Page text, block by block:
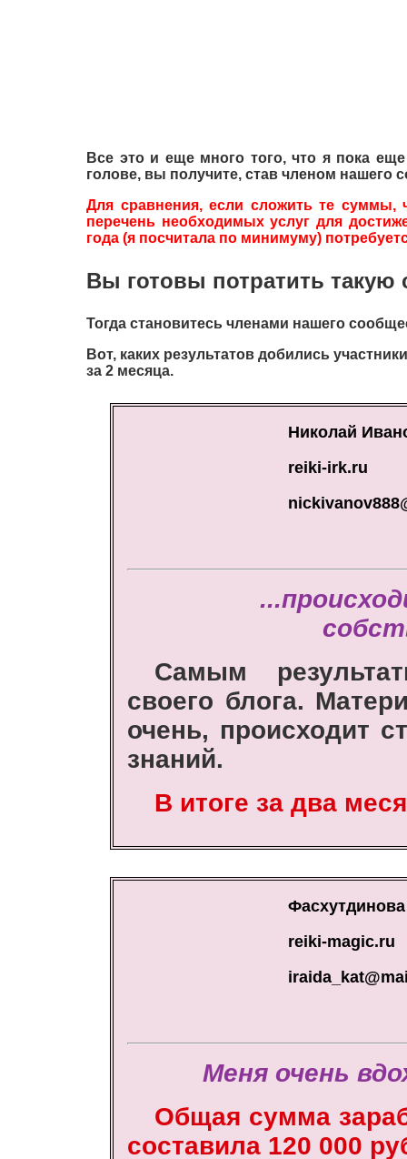
Все это и еще много того, что я пока
голове, вы получите, став членом нашего
Для сравнения, если сложить те суммы,
перечень необходимых услуг для
года (я посчитала по минимуму)
Вы готовы потратить такую
Тогда становитесь членами нашего
Вот, каких результатов добились
за 2 месяца.
Николай
reiki-irk.ru
Самым
своего блога.
очень, происходит
знаний.
В итоге за два
reiki-magic.ru
Меня очень
Общая сумма
составила 120 000